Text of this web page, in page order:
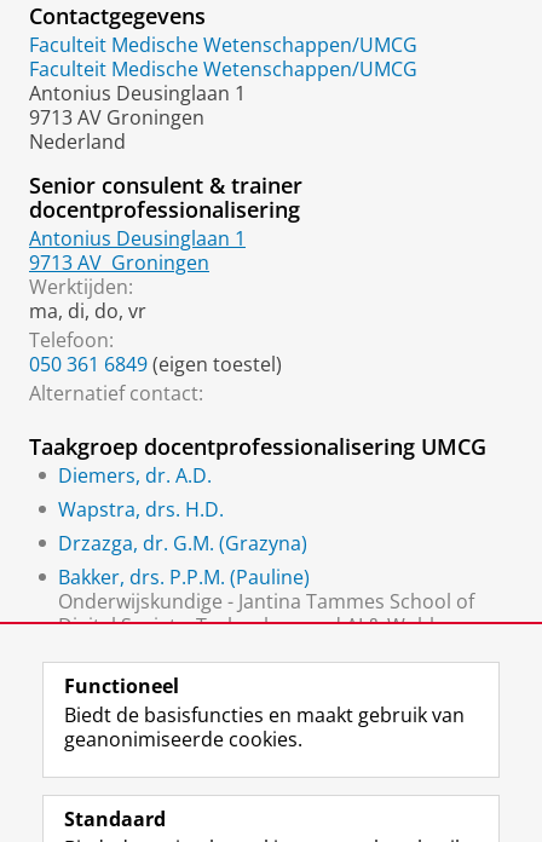
Contactgegevens
Faculteit Medische Wetenschappen/UMCG
Faculteit Medische Wetenschappen/UMCG
Antonius Deusinglaan 1
9713 AV Groningen
Nederland
Senior consulent & trainer
docentprofessionalisering
Antonius Deusinglaan 1
9713 AV Groningen
Werktijden:
ma, di, do, vr
Telefoon:
050 361 6849(eigen toestel)
Alternatief contact:
Taakgroep docentprofessionalisering UMCG
Diemers, dr. A.D.
Wapstra, drs. H.D.
Drzazga, dr. G.M. (Grazyna)
Bakker, drs. P.P.M. (Pauline)
Onderwijskundige - Jantina Tammes School of
Digital Society, Technology and AI & Wubbo
Volg de RUG
F
a
L
i
R
S
I
n
Y
o
Functioneel
Biedt de basisfuncties en maakt gebruik van
geanonimiseerde cookies.
Standaard